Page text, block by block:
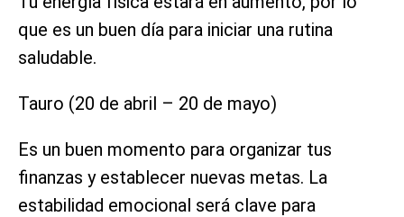
que es un buen día para iniciar una rutina
saludable.
Tauro (20 de abril – 20 de mayo)
Es un buen momento para organizar tus
finanzas y establecer nuevas metas. La
estabilidad emocional será clave para